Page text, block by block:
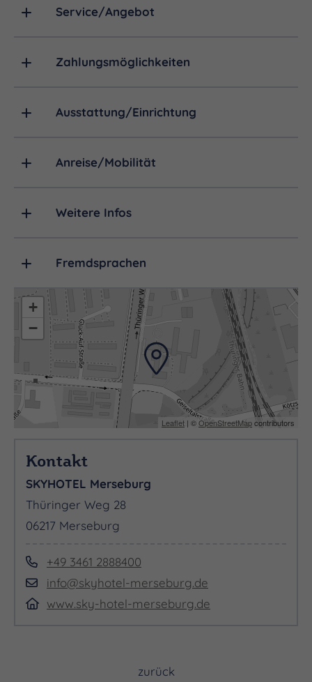
Service/Angebot
Zahlungsmöglichkeiten
Ausstattung/Einrichtung
Anreise/Mobilität
Weitere Infos
Fremdsprachen
+
−
Leaflet | ©OpenStreetMapcontributors
Kontakt
SKYHOTEL Merseburg
Thüringer Weg 28
06217 Merseburg
+49 3461 2888400
info@skyhotel-merseburg.de
www.sky-hotel-merseburg.de
zurück